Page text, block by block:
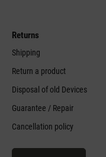
Returns
Shipping
Return a product
Disposal of old Devices
Guarantee / Repair
Cancellation policy